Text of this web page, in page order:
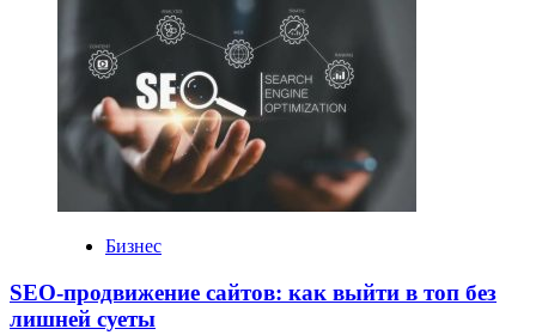
Бизнес
SEO-продвижение сайтов: как выйти в топ без
лишней суеты